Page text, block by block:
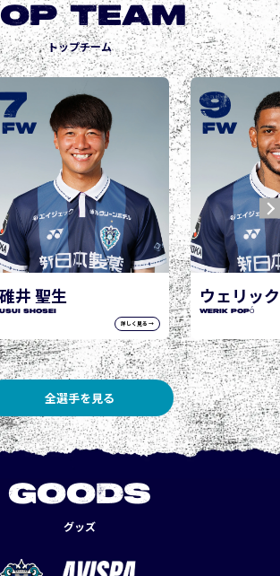
TEAM
トップチーム
ウェリック ポポ
WERIK POPÓ
詳しく見る →
9
FW
城後 寿
JOGO Hisashi
10
FW
全選手を見る
GOODS
グッズ